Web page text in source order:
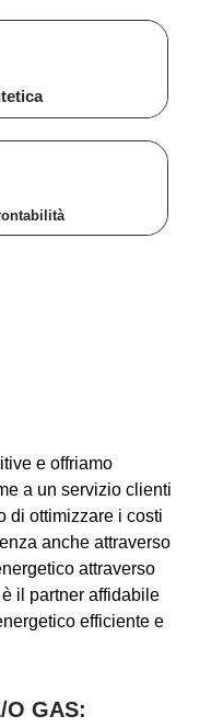
e offriamo
a un servizio clienti
di ottimizzare i costi
anche attraverso
attraverso
il partner affidabile
efficiente e
O GAS: